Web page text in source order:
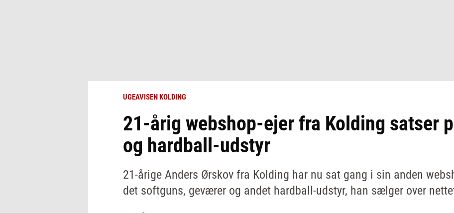
UGEAVISEN KOLDING
21-årig webshop-ejer fra Kolding satser
og hardball-udstyr
21-årige Anders Ørskov fra Kolding har nu sat gang i sin anden
det softguns, geværer og andet hardball-udstyr, han sælger over